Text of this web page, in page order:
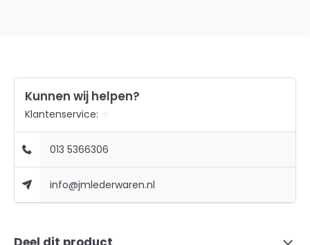
Kunnen wij helpen?
Klantenservice:
013 5366306
info@jmlederwaren.nl